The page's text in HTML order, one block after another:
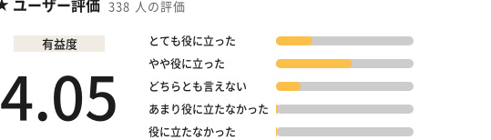
ユーザー評価 338 人の評価
有益度
4.05
とても役に立った
やや役に立った
どちらとも言えない
あまり役に立たなかった
役に立たなかった